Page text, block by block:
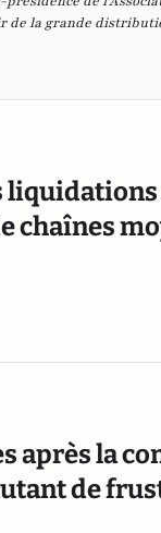
de la grande
chaînes
après la
de